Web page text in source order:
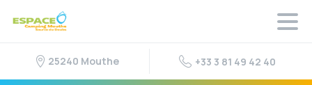
25240 Mouthe +33 3 81 49 42 40